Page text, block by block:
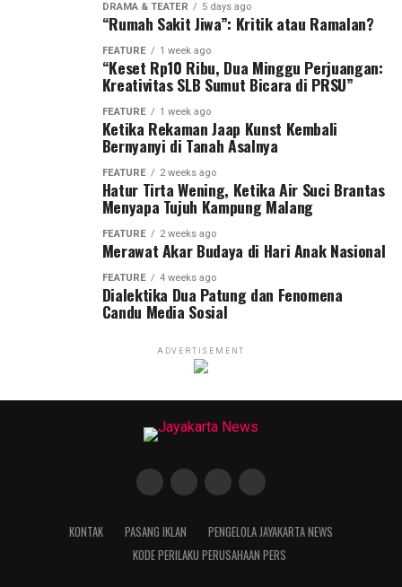
DRAMA & TEATER 5 days ago
“Rumah Sakit Jiwa”: Kritik atau Ramalan?
FEATURE 1 week ago
“Keset Rp10 Ribu, Dua Minggu Perjuangan:
Kreativitas SLB Sumut Bicara di PRSU”
FEATURE 1 week ago
Ketika Rekaman Jaap Kunst Kembali
Bernyanyi di Tanah Asalnya
FEATURE 2 weeks ago
Hatur Tirta Wening, Ketika Air Suci Brantas
Menyapa Tujuh Kampung Malang
FEATURE 2 weeks ago
Merawat Akar Budaya di Hari Anak Nasional
FEATURE 4 weeks ago
Dialektika Dua Patung dan Fenomena
Candu Media Sosial
ADVERTISEMENT
KONTAK PASANG IKLAN
PENGELOLA JAYAKARTA NEWS
KODE PERILAKU PERUSAHAAN PERS